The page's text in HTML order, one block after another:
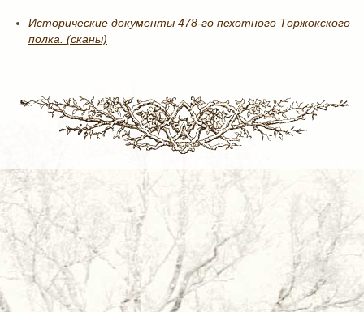
Исторические документы 478-го пехотного Торжокского
полка. (сканы)